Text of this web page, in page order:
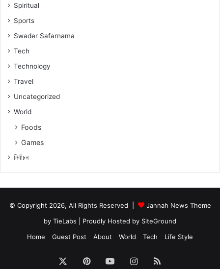
Spiritual
Sports
Swader Safarnama
Tech
Technology
Travel
Uncategorized
World
Foods
Games
নিৰ্বাচন
© Copyright 2026, All Rights Reserved |
Jannah News Theme
by TieLabs | Proudly Hosted by SiteGround
Home
Guest Post About World Tech Life Style
PinterestYouTubeInstagram